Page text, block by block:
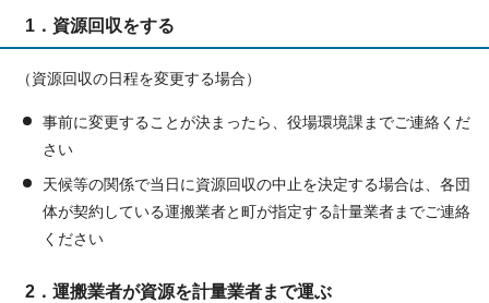
1．資源回収をする
（資源回収の日程を変更する場合）
事前に変更することが決まったら、役場環境課までご連絡くだ
さい
天候等の関係で当日に資源回収の中止を決定する場合は、各団
体が契約している運搬業者と町が指定する計量業者までご連絡
ください
2．運搬業者が資源を計量業者まで運ぶ